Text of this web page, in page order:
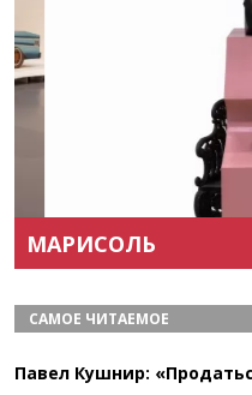
МАРИСОЛЬ
САМОЕ ЧИТАЕМОЕ
Павел Кушнир: